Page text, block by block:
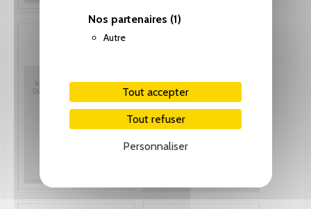
Nos partenaires (1)
Autre
Tout accepter
Tout refuser
Personnaliser